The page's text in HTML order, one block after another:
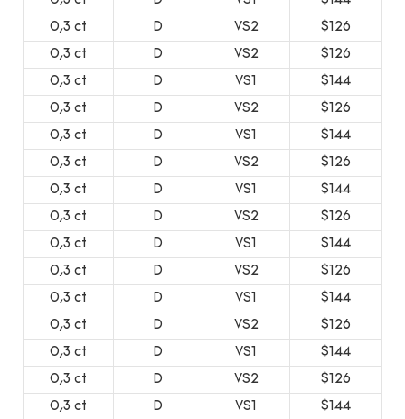
0,3 ct
D VS2
$126
0,3 ct
D VS2
$126
0,3 ct
D VS1
$144
0,3 ct
D VS2
$126
0,3 ct
D VS1
$144
0,3 ct
D VS2
$126
0,3 ct
D VS1
$144
0,3 ct
D VS2
$126
0,3 ct
D VS1
$144
0,3 ct
D VS2
$126
0,3 ct
D VS1
$144
0,3 ct
D VS2
$126
0,3 ct
D VS1
$144
0,3 ct
D VS2
$126
0,3 ct
D VS1
$144